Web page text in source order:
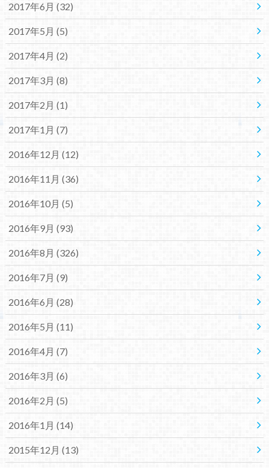
2017年6月 (32)
2017年5月 (5)
2017年4月 (2)
2017年3月 (8)
2017年2月 (1)
2017年1月 (7)
2016年12月 (12)
2016年11月 (36)
2016年10月 (5)
2016年9月 (93)
2016年8月 (326)
2016年7月 (9)
2016年6月 (28)
2016年5月 (11)
2016年4月 (7)
2016年3月 (6)
2016年2月 (5)
2016年1月 (14)
2015年12月 (13)